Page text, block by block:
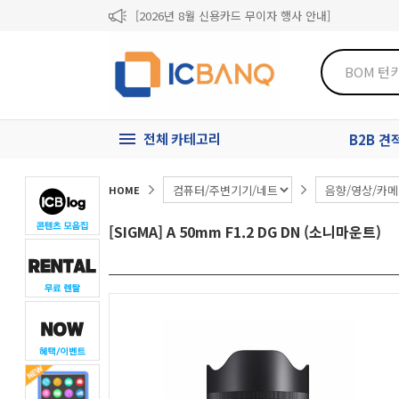
[2026년 8월 신용카드 무이자 행사 안내]
[마일리지 적립 및 사용 정책 개편 안내]
전체 카테고리 B2B 견
HOME
[SIGMA] A 50mm F1.2 DG DN (소니마운트)